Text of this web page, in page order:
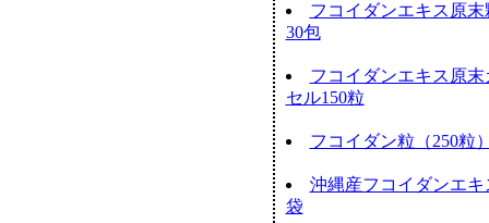
フコイダンエキス原末
30包
フコイダンエキス原末
セル150粒
フコイダン粒（250粒
沖縄産フコイダンエキ
袋